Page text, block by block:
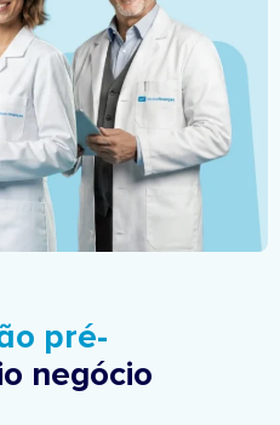
pré-
negócio